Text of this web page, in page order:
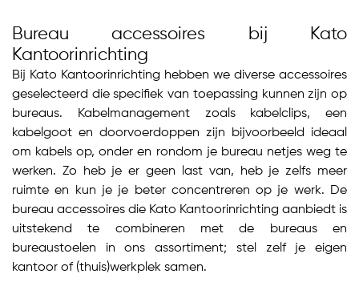
Bureau accessoires bij Kato
Kantoorinrichting
Bij Kato Kantoorinrichting hebben we diverse accessoires
geselecteerd die specifiek van toepassing kunnen zijn op
bureaus. Kabelmanagement zoals kabelclips, een
kabelgoot en doorvoerdoppen zijn bijvoorbeeld ideaal
om kabels op, onder en rondom je bureau netjes weg te
werken. Zo heb je er geen last van, heb je zelfs meer
ruimte en kun je je beter concentreren op je werk. De
bureau accessoires die Kato Kantoorinrichting aanbiedt is
uitstekend te combineren met de bureaus en
bureaustoelen in ons assortiment; stel zelf je eigen
kantoor of (thuis)werkplek samen.